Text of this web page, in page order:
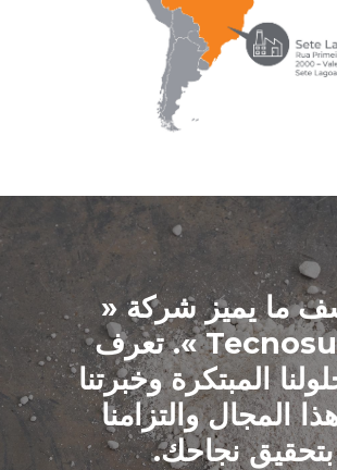
ما يميز شركة «
Tecnosulfur ». تعرف
المبتكرة وخبرتنا
المجال والتزامنا
بتحقيق نجاحك.